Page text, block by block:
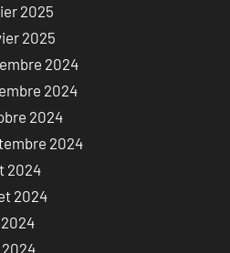
2025
2025
2024
2024
2024
2024
2024
2024